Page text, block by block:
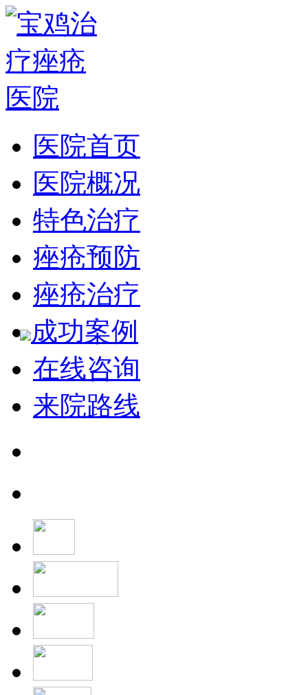
医院首页
医院概况
特色治疗
痤疮预防
痤疮治疗
成功案例
在线咨询
来院路线